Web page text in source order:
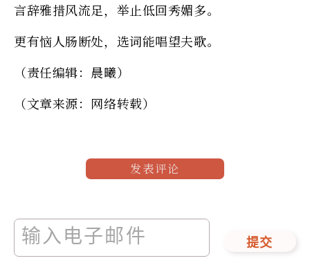
言辞雅措风流足，举止低回秀媚多。
更有恼人肠断处，选词能唱望夫歌。
（责任编辑：晨曦）
（文章来源：网络转载）
发表评论
提交